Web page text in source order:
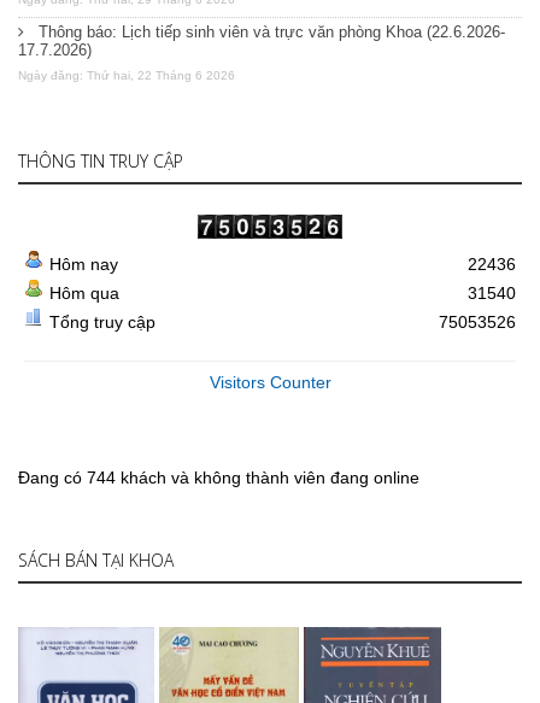
Thông báo: Lịch tiếp sinh viên và trực văn phòng Khoa (22.6.2026-
17.7.2026)
Ngày đăng: Thứ hai, 22 Tháng 6 2026
THÔNG TIN TRUY CẬP
Hôm nay
Hôm qua
Tổng truy cập
22436
31540
75053526
Visitors Counter
Đang có 744 khách và không thành viên đang online
SÁCH BÁN TẠI KHOA